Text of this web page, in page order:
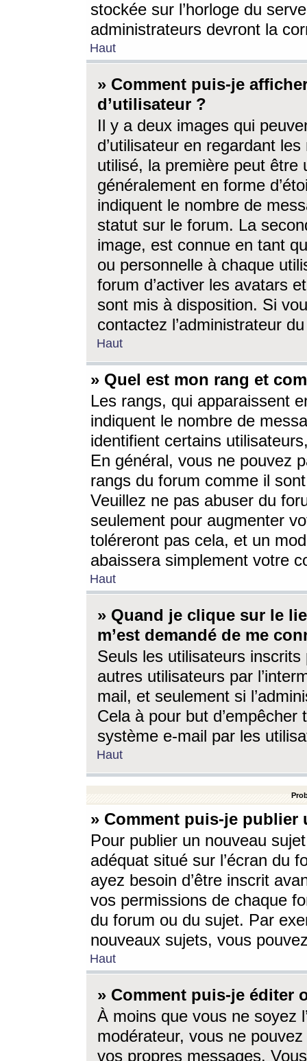
stockée sur l’horloge du
administrateurs devront la
Haut
» Comment puis-je
d’utilisateur ?
Il y a deux images qui
d’utilisateur en regardant
utilisé, la première peut être
généralement en forme
indiquent le nombre de
statut sur le forum. La
image, est connue en tant
ou personnelle à chaque
forum d’activer les avatars
sont mis à disposition. Si
contactez l’administrateur
Haut
» Quel est mon rang et
Les rangs, qui apparaissent
indiquent le nombre de
identifient certains
En général, vous ne pouvez
rangs du forum comme il
Veuillez ne pas abuser du
seulement pour augmenter
toléreront pas cela, et un
abaissera simplement votre
Haut
» Quand je clique sur le
m’est demandé de me
Seuls les utilisateurs
autres utilisateurs par
mail, et seulement si
Cela à pour but
système e-mail par les
Haut
» Comment puis-je
Pour publier un nouveau
adéquat situé sur l’écran du
ayez besoin d’être inscrit
vos permissions de chaque
du forum ou du sujet. Par
nouveaux sujets, vous
Haut
» Comment puis-je éditer
À moins que vous ne soyez
modérateur, vous ne
vos propres messages.